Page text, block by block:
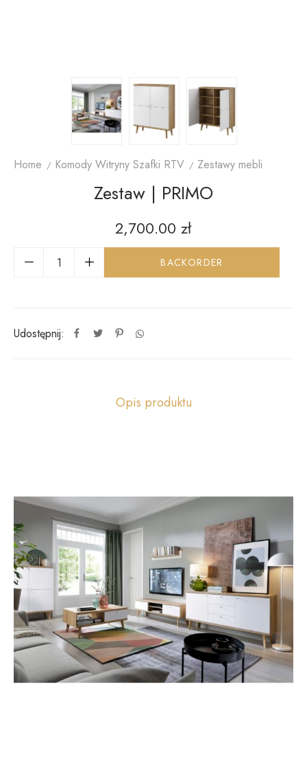
Home Komody Witryny Szafki RTV Zestawy mebli
Zestaw | PRIMO
2,700.00 zł
BACKORDER
Udostępnij:
Opis produktu